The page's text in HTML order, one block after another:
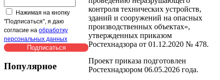
Нажимая на кнопку
"Подписаться", я даю
согласие на обработку
персональных данных
Популярное
контроля технических устройств,
зданий и сооружений на опасных
производственных объектах»,
утвержденных приказом
Ростехнадзора от 01.12.2020 № 478.
Проект приказа подготовлен
Ростехнадзором 06.05.2026 года.